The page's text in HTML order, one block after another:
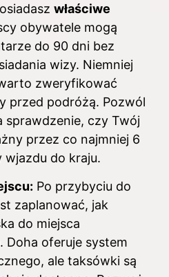
właściwe
obywatele mogą
do 90 dni bez
wizy. Niemniej
zweryfikować
przed podróżą. Pozwól
sprawdzenie, czy Twój
przez co najmniej 6
wjazdu do kraju.
Po przybyciu do
zaplanować, jak
do miejsca
Doha oferuje system
ale taksówki są